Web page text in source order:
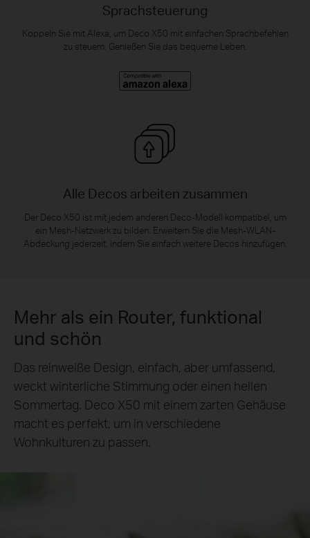
Sprachsteuerung
Koppeln Sie mit Alexa, um Deco X50 mit einfachen Sprachbefehlen
zu steuern. Genießen Sie das bequeme Leben.
Alle Decos arbeiten zusammen
Der Deco X50 ist mit jedem anderen Deco-Modell kompatibel, um
ein Mesh-Netzwerk zu bilden. Erweitern Sie die Mesh-WLAN-
Abdeckung jederzeit, indem Sie einfach weitere Decos hinzufügen.
Mehr als ein Router, funktional
und schön
Das reinweiße Design, einfach, aber umfassend,
weckt winterliche Stimmung oder einen hellen
Sommertag. Deco X50 mit einem zarten Gehäuse
macht es perfekt, um in verschiedene
Wohnkulturen zu passen.